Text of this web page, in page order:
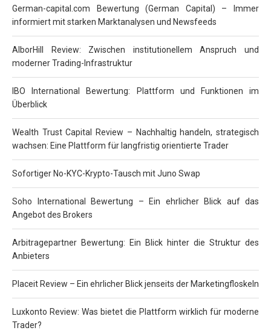
German-capital.com Bewertung (German Capital) – Immer
informiert mit starken Marktanalysen und Newsfeeds
AlborHill Review: Zwischen institutionellem Anspruch und
moderner Trading-Infrastruktur
IBO International Bewertung: Plattform und Funktionen im
Überblick
Wealth Trust Capital Review – Nachhaltig handeln, strategisch
wachsen: Eine Plattform für langfristig orientierte Trader
Sofortiger No-KYC-Krypto-Tausch mit Juno Swap
Soho International Bewertung – Ein ehrlicher Blick auf das
Angebot des Brokers
Arbitragepartner Bewertung: Ein Blick hinter die Struktur des
Anbieters
Placeit Review – Ein ehrlicher Blick jenseits der Marketingfloskeln
Luxkonto Review: Was bietet die Plattform wirklich für moderne
Trader?